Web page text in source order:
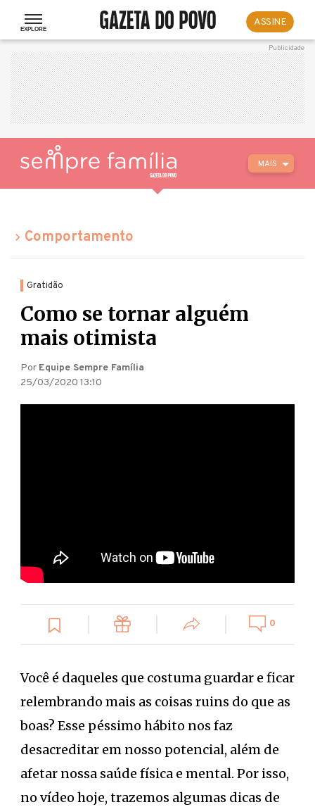
ASSINE
MAIS
Comportamento
Gratidão
Como se tornar alguém
mais otimista
Por Equipe Sempre Família
25/03/2020 13:10
0
Você é daqueles que costuma guardar e ficar
relembrando mais as coisas ruins do que as
boas? Esse péssimo hábito nos faz
desacreditar em nosso potencial, além de
afetar nossa saúde física e mental. Por isso,
no vídeo hoje, trazemos algumas dicas de